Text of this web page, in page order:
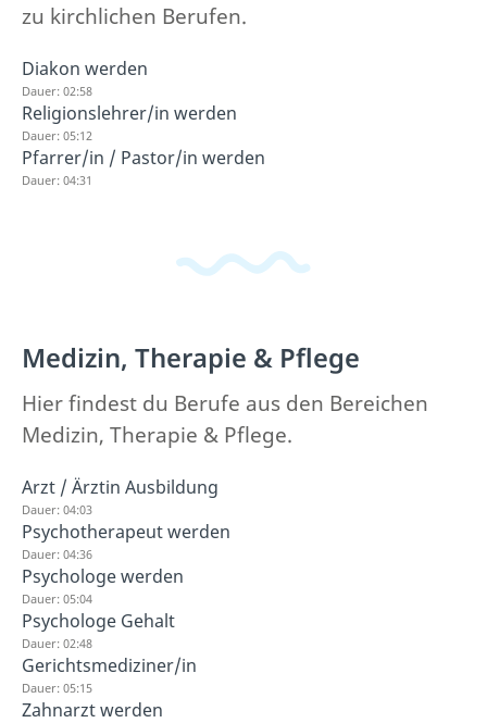
zu kirchlichen Berufen.
Diakon werden
Dauer: 02:58
Religionslehrer/in werden
Dauer: 05:12
Pfarrer/in / Pastor/in werden
Dauer: 04:31
Medizin, Therapie & Pflege
Hier findest du Berufe aus den Bereichen
Medizin, Therapie & Pflege.
Arzt / Ärztin Ausbildung
Dauer: 04:03
Psychotherapeut werden
Dauer: 04:36
Psychologe werden
Dauer: 05:04
Psychologe Gehalt
Dauer: 02:48
Gerichtsmediziner/in
Dauer: 05:15
Zahnarzt werden